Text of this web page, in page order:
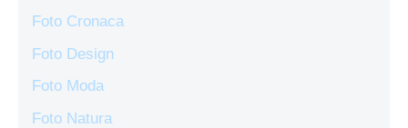
Foto Cronaca
Foto Design
Foto Moda
Foto Natura